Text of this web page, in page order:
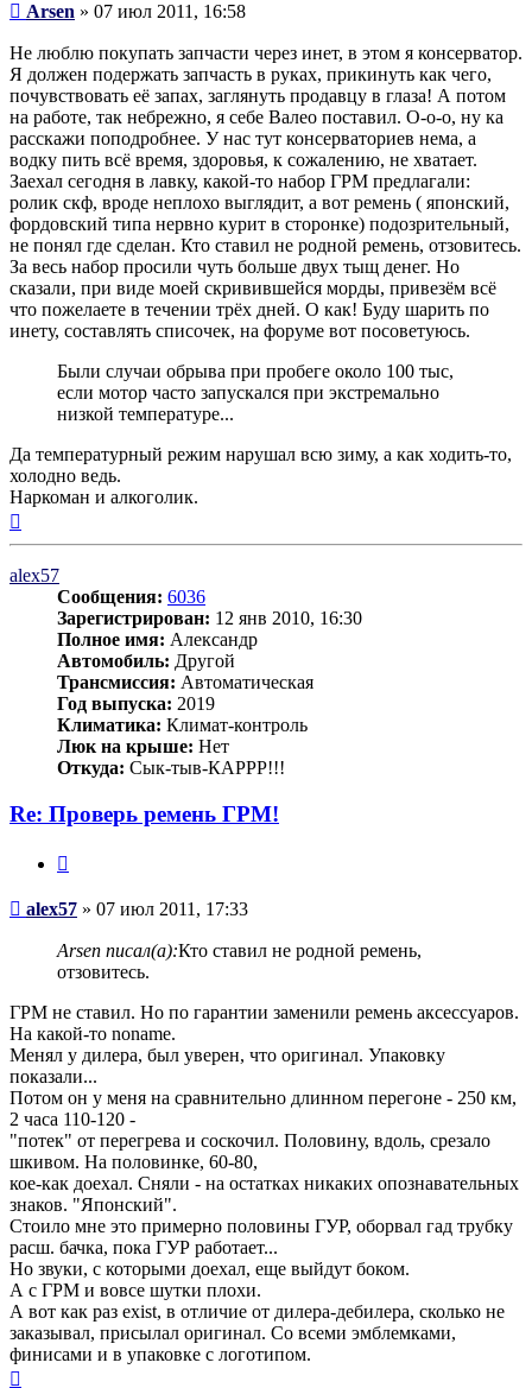
Сообщение
Arsen » 07 июл 2011, 16:58
Не люблю покупать запчасти через инет, в этом я консерватор.
Я должен подержать запчасть в руках, прикинуть как чего,
почувствовать её запах, заглянуть продавцу в глаза! А потом
на работе, так небрежно, я себе Валео поставил. О-о-о, ну ка
расскажи поподробнее. У нас тут консерваториев нема, а
водку пить всё время, здоровья, к сожалению, не хватает.
Заехал сегодня в лавку, какой-то набор ГРМ предлагали:
ролик скф, вроде неплохо выглядит, а вот ремень ( японский,
фордовский типа нервно курит в сторонке) подозрительный,
не понял где сделан. Кто ставил не родной ремень, отзовитесь.
За весь набор просили чуть больше двух тыщ денег. Но
сказали, при виде моей скривившейся морды, привезём всё
что пожелаете в течении трёх дней. О как! Буду шарить по
инету, составлять списочек, на форуме вот посоветуюсь.
Были случаи обрыва при пробеге около 100 тыс,
если мотор часто запускался при экстремально
низкой температуре...
Да температурный режим нарушал всю зиму, а как ходить-то,
холодно ведь.
Наркоман и алкоголик.
alex57
Сообщения: 6036
Зарегистрирован: 12 янв 2010, 16:30
Полное имя: Александр
Автомобиль: Другой
Трансмиссия: Автоматическая
Год выпуска: 2019
Климатика: Климат-контроль
Люк на крыше: Нет
Откуда: Сык-тыв-КАРРР!!!
Re: Проверь ремень ГРМ!
Сообщение
alex57 » 07 июл 2011, 17:33
Arsen писал(а):Кто ставил не родной ремень,
отзовитесь.
ГРМ не ставил. Но по гарантии заменили ремень аксессуаров.
На какой-то noname.
Менял у дилера, был уверен, что оригинал. Упаковку
показали...
Потом он у меня на сравнительно длинном перегоне - 250 км,
2 часа 110-120 -
"потек" от перегрева и соскочил. Половину, вдоль, срезало
шкивом. На половинке, 60-80,
кое-как доехал. Сняли - на остатках никаких опознавательных
знаков. "Японский".
Стоило мне это примерно половины ГУР, оборвал гад трубку
расш. бачка, пока ГУР работает...
Но звуки, с которыми доехал, еще выйдут боком.
А с ГРМ и вовсе шутки плохи.
А вот как раз exist, в отличие от дилера-дебилера, сколько не
заказывал, присылал оригинал. Со всеми эмблемками,
финисами и в упаковке с логотипом.